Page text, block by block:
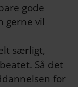
gode
gerne vil
særligt,
Så det
for